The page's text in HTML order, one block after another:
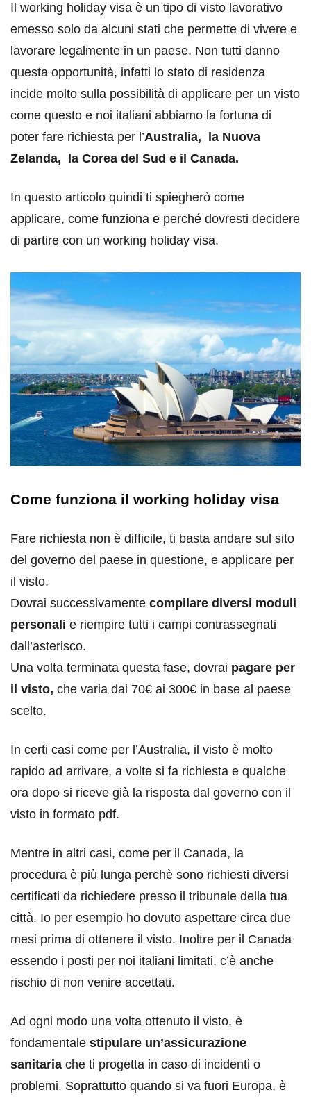
Il working holiday visa è un tipo di visto lavorativo
emesso solo da alcuni stati che permette di vivere e
lavorare legalmente in un paese. Non tutti danno
questa opportunità, infatti lo stato di residenza
incide molto sulla possibilità di applicare per un visto
come questo e noi italiani abbiamo la fortuna di
poter fare richiesta per l’Australia, la Nuova
Zelanda, la Corea del Sud e il Canada.
In questo articolo quindi ti spiegherò come
applicare, come funziona e perché dovresti decidere
di partire con un working holiday visa.
Come funziona il working holiday visa
Fare richiesta non è difficile, ti basta andare sul sito
del governo del paese in questione, e applicare per
il visto.
Dovrai successivamente compilare diversi moduli
personali e riempire tutti i campi contrassegnati
dall’asterisco.
Una volta terminata questa fase, dovrai pagare per
il visto, che varia dai 70€ ai 300€ in base al paese
scelto.
In certi casi come per l’Australia, il visto è molto
rapido ad arrivare, a volte si fa richiesta e qualche
ora dopo si riceve già la risposta dal governo con il
visto in formato pdf.
Mentre in altri casi, come per il Canada, la
procedura è più lunga perchè sono richiesti diversi
certificati da richiedere presso il tribunale della tua
città. Io per esempio ho dovuto aspettare circa due
mesi prima di ottenere il visto. Inoltre per il Canada
essendo i posti per noi italiani limitati, c’è anche
rischio di non venire accettati.
Ad ogni modo una volta ottenuto il visto, è
fondamentale stipulare un’assicurazione
sanitaria che ti progetta in caso di incidenti o
problemi. Soprattutto quando si va fuori Europa, è